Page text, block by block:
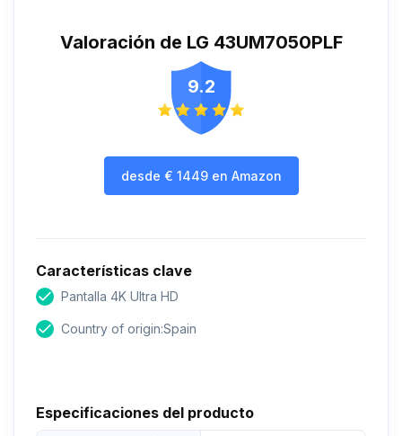
Valoración de LG 43UM7050PLF
9.2
desde € 1449en Amazon
Características clave
Pantalla 4K Ultra HD
Country of origin:Spain
Especificaciones del producto